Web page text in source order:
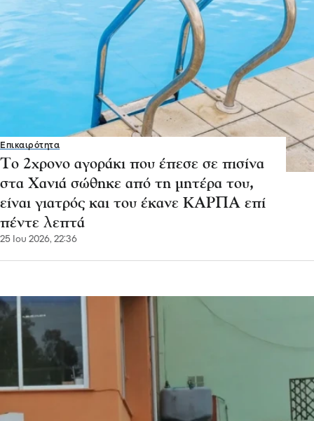
Επικαιρότητα
Το 2χρονο αγοράκι που έπεσε σε πισίνα
στα Χανιά σώθηκε από τη μητέρα του,
είναι γιατρός και του έκανε ΚΑΡΠΑ επί
πέντε λεπτά
25 Ιου 2026, 22:36